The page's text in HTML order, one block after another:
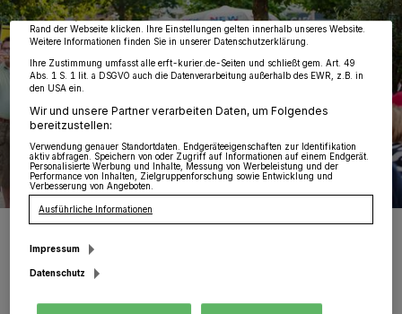
wieder aufrufen, um Ihre Einstellungen zu ändern oder Ihre Einwilligung zu
widerrufen, indem Sie auf den Link Einstellungen oder Ablehnen am unteren
Rand der Webseite klicken. Ihre Einstellungen gelten innerhalb unseres Website.
Weitere Informationen finden Sie in unserer Datenschutzerklärung.
Ihre Zustimmung umfasst alle erft-kurier.de-Seiten und schließt gem. Art. 49
Abs. 1 S. 1 lit. a DSGVO auch die Datenverarbeitung außerhalb des EWR, z.B. in
den USA ein.
Wir und unsere Partner verarbeiten Daten, um Folgendes
bereitzustellen:
Verwendung genauer Standortdaten. Endgeräteeigenschaften zur Identifikation
aktiv abfragen. Speichern von oder Zugriff auf Informationen auf einem Endgerät.
Personalisierte Werbung und Inhalte, Messung von Werbeleistung und der
Performance von Inhalten, Zielgruppenforschung sowie Entwicklung und
Verbesserung von Angeboten.
Ausführliche Informationen
Impressum
Datenschutz